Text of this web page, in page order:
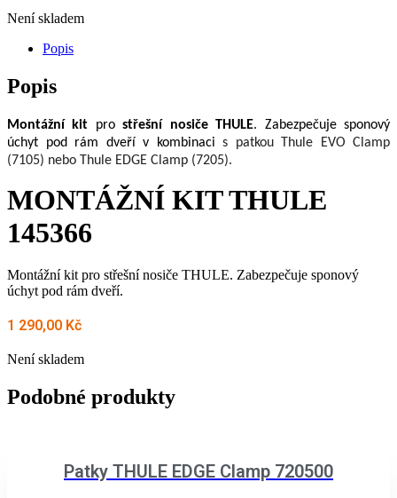
Není skladem
Popis
Popis
Montážní kit prostřešní nosiče THULE. Zabezpečuje sponový
úchyt pod rám dveří v kombinaci s patkou Thule EVO Clamp
(7105) nebo Thule EDGE Clamp (7205).
MONTÁŽNÍ KIT THULE
145366
Montážní kit pro střešní nosiče THULE. Zabezpečuje sponový
úchyt pod rám dveří.
1 290,00 Kč
Není skladem
Podobné produkty
Patky THULE EDGE Clamp 720500